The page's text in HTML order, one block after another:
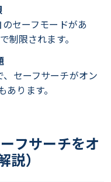
セーフモードがあ
制限されます。
セーフサーチがオン
ります。
フサーチをオ
）